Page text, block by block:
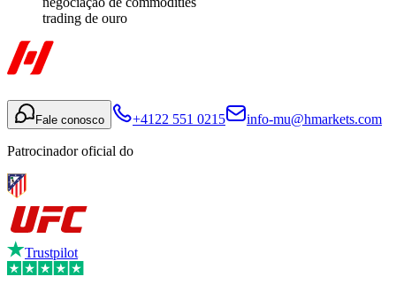
trading de ouro
Fale conosco +4122 551 0215 info-mu@hmarkets.com
Patrocinador oficial do
Trustpilot